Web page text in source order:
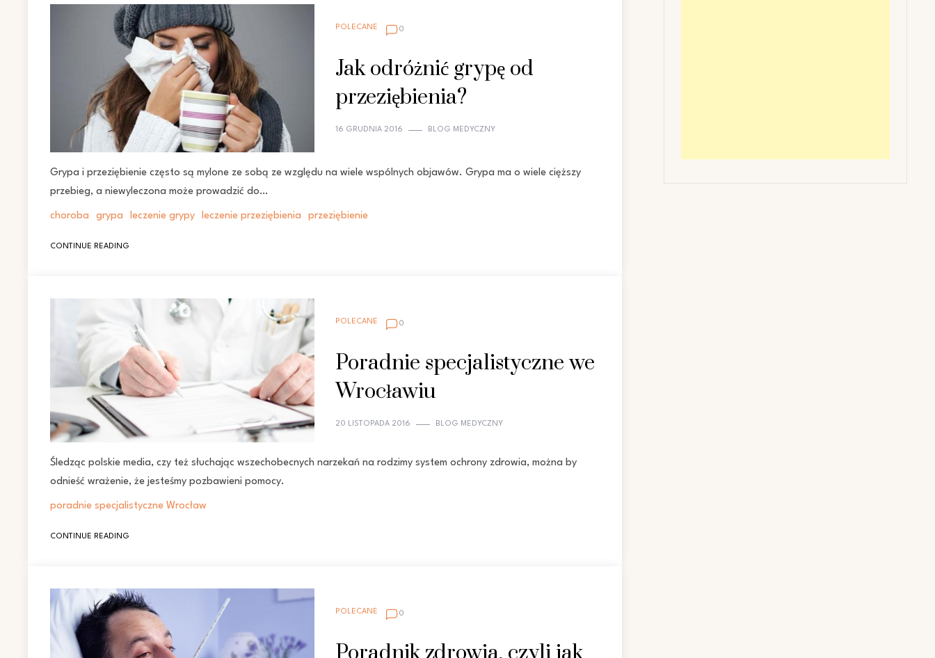
POLECANE 0
Jak odróżnić grypę od
przeziębienia?
16 GRUDNIA 2016 BLOG MEDYCZNY
Grypa i przeziębienie często są mylone ze sobą ze względu na wiele wspólnych objawów. Grypa ma o wiele cięższy
przebieg, a niewyleczona może prowadzić do…
choroba grypa leczenie grypy leczenie przeziębienia przeziębienie
CONTINUE READING
POLECANE 0
Poradnie specjalistyczne we
Wrocławiu
20 LISTOPADA 2016 BLOG MEDYCZNY
Śledząc polskie media, czy też słuchając wszechobecnych narzekań na rodzimy system ochrony zdrowia, można by
odnieść wrażenie, że jesteśmy pozbawieni pomocy.
poradnie specjalistyczne Wrocław
CONTINUE READING
POLECANE 0